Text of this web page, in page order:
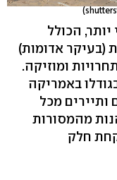
יותר, הכולל
(בעיקר אדומות)
ומוזיקה.
באמריקה
ותיירים מכל
מהמסורות
חלק